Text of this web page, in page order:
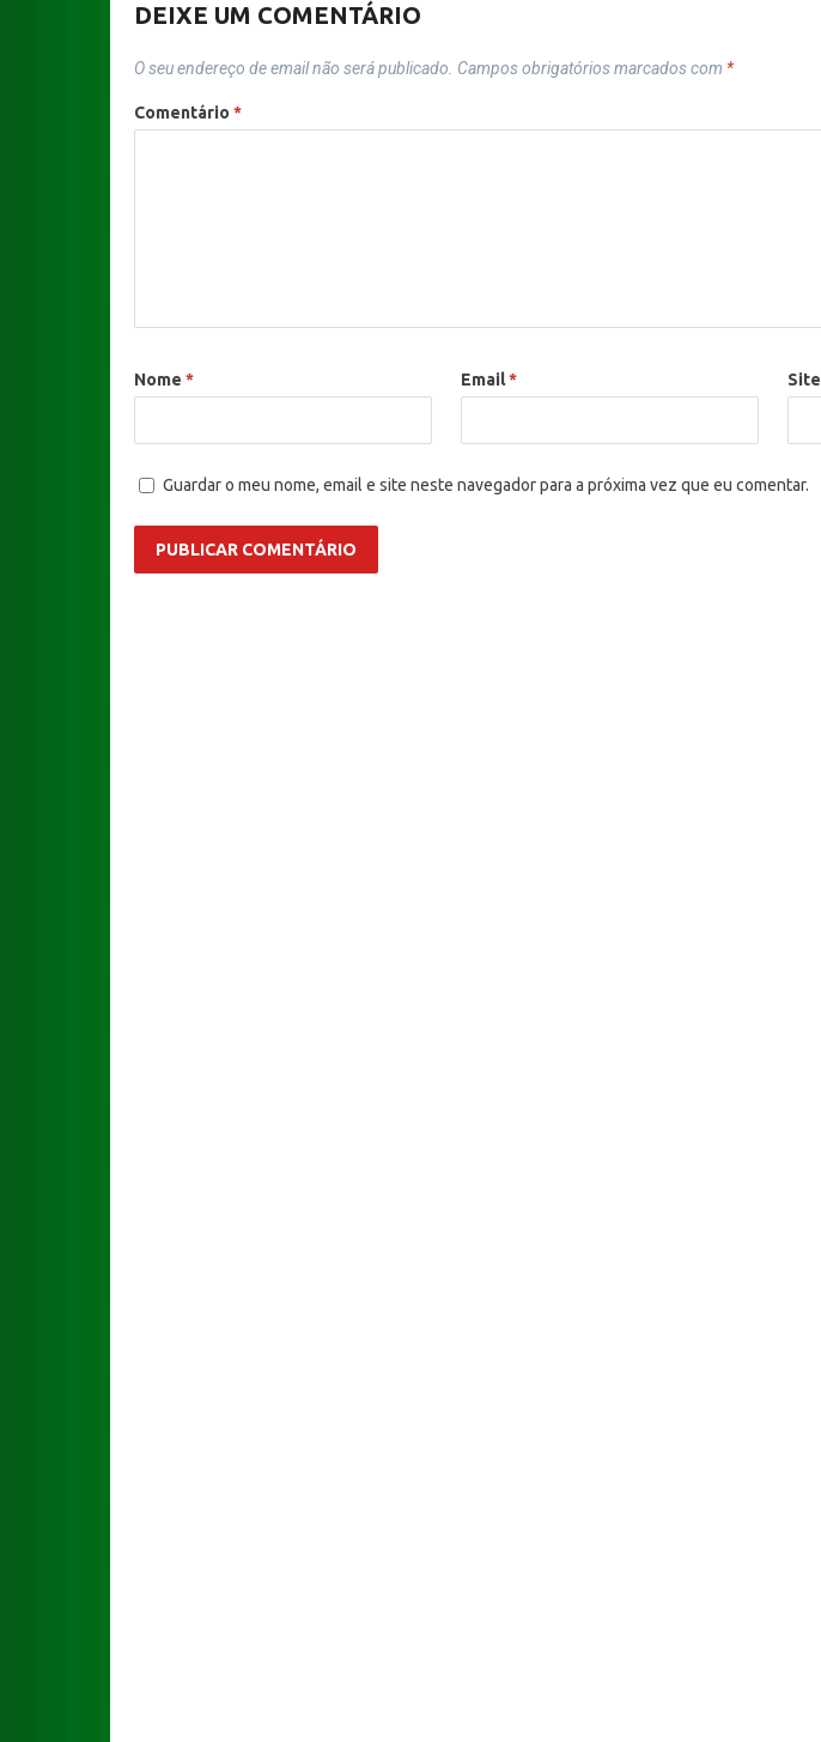
DEIXE UM COMENTÁRIO
O seu endereço de email não será publicado. Campos obrigatórios marcados com *
Comentário *
Nome * Email* Site
Guardar o meu nome, email e site neste navegador para a próxima vez que eu comentar.